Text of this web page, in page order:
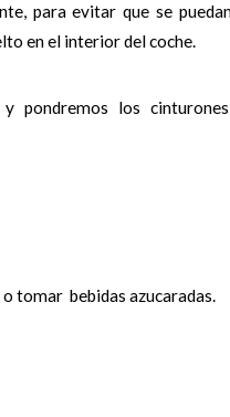
para evitar que se
en el interior del coche.
pondremos los
tomar bebidas azucaradas.